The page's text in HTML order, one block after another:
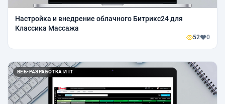
Настройка и внедрение облачного Битрикс24 для
Классика Массажа
52 0
ВЕБ-РАЗРАБОТКА И IT